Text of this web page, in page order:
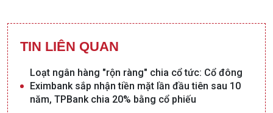
TIN LIÊN QUAN
Loạt ngân hàng "rộn ràng" chia cổ tức: Cổ đông
Eximbank sắp nhận tiền mặt lần đầu tiên sau 10
năm, TPBank chia 20% bằng cổ phiếu